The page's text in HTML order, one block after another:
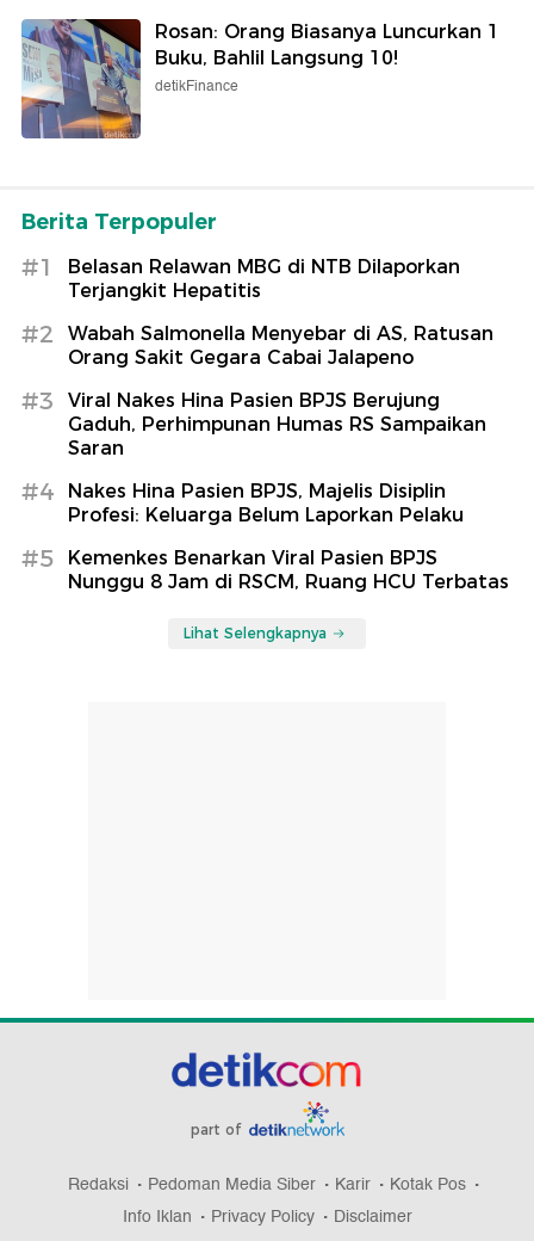
Rosan: Orang Biasanya Luncurkan 1
Buku, Bahlil Langsung 10!
detikFinance
Berita Terpopuler
#1
Belasan Relawan MBG di NTB Dilaporkan
Terjangkit Hepatitis
#2
Wabah Salmonella Menyebar di AS, Ratusan
Orang Sakit Gegara Cabai Jalapeno
#3
Viral Nakes Hina Pasien BPJS Berujung
Gaduh, Perhimpunan Humas RS Sampaikan
Saran
#4
Nakes Hina Pasien BPJS, Majelis Disiplin
Profesi: Keluarga Belum Laporkan Pelaku
#5
Kemenkes Benarkan Viral Pasien BPJS
Nunggu 8 Jam di RSCM, Ruang HCU Terbatas
Lihat Selengkapnya
part of
Redaksi Pedoman Media Siber Karir
Kotak Pos
Info Iklan
Privacy Policy Disclaimer